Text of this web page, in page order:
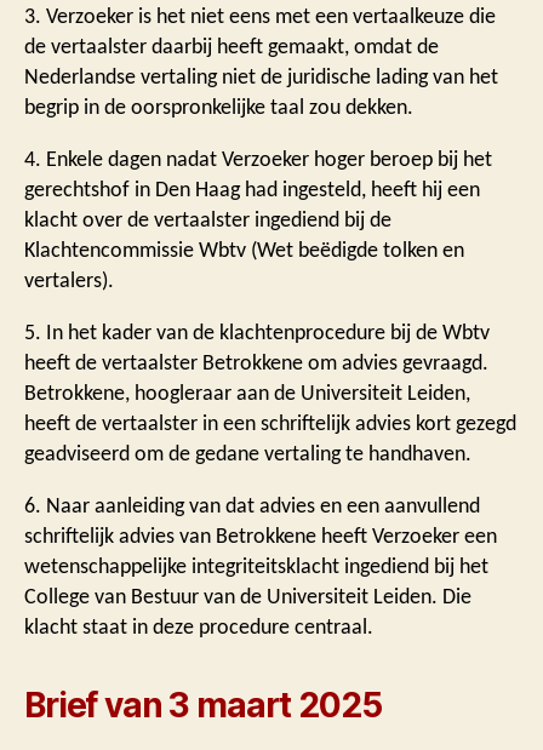
3. Verzoeker is het niet eens met een vertaalkeuze die
de vertaalster daarbij heeft gemaakt, omdat de
Nederlandse vertaling niet de juridische lading van het
begrip in de oorspronkelijke taal zou dekken.
4. Enkele dagen nadat Verzoeker hoger beroep bij het
gerechtshof in Den Haag had ingesteld, heeft hij een
klacht over de vertaalster ingediend bij de
Klachtencommissie Wbtv (Wet beëdigde tolken en
vertalers).
5. In het kader van de klachtenprocedure bij de Wbtv
heeft de vertaalster Betrokkene om advies gevraagd.
Betrokkene, hoogleraar aan de Universiteit Leiden,
heeft de vertaalster in een schriftelijk advies kort gezegd
geadviseerd om de gedane vertaling te handhaven.
6. Naar aanleiding van dat advies en een aanvullend
schriftelijk advies van Betrokkene heeft Verzoeker een
wetenschappelijke integriteitsklacht ingediend bij het
College van Bestuur van de Universiteit Leiden. Die
klacht staat in deze procedure centraal.
Brief van 3 maart 2025